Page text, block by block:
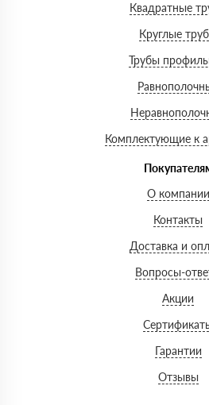
Квадратные
Круглые
Трубы
Комплектующие к
О компании
Контакты
Доставка и
Вопросы-
Акции
Гарантии
Отзывы